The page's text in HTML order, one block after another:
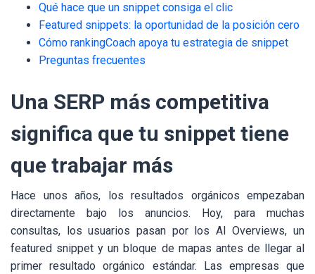
Qué hace que un snippet consiga el clic
Featured snippets: la oportunidad de la posición cero
Cómo rankingCoach apoya tu estrategia de snippet
Preguntas frecuentes
Una SERP más competitiva
significa que tu snippet tiene
que trabajar más
Hace unos años, los resultados orgánicos empezaban
directamente bajo los anuncios. Hoy, para muchas
consultas, los usuarios pasan por los AI Overviews, un
featured snippet y un bloque de mapas antes de llegar al
primer resultado orgánico estándar. Las empresas que